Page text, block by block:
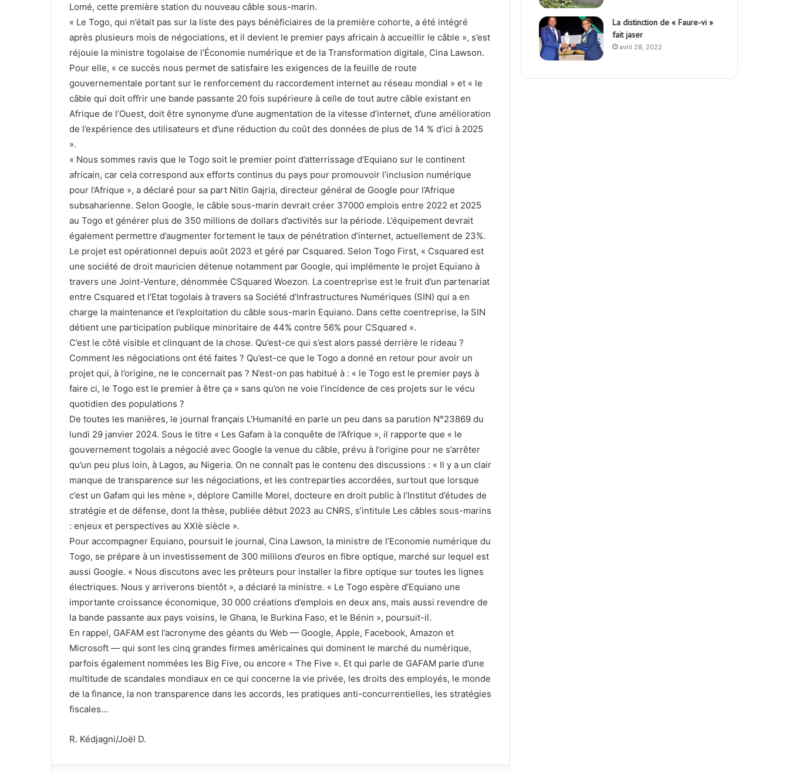
Lomé, cette première station du nouveau câble sous-marin.
« Le Togo, qui n’était pas sur la liste des pays bénéficiaires de la première cohorte, a été intégré
après plusieurs mois de négociations, et il devient le premier pays africain à accueillir le câble », s’est
réjouie la ministre togolaise de l’Économie numérique et de la Transformation digitale, Cina Lawson.
Pour elle, « ce succès nous permet de satisfaire les exigences de la feuille de route
gouvernementale portant sur le renforcement du raccordement internet au réseau mondial » et « le
câble qui doit offrir une bande passante 20 fois supérieure à celle de tout autre câble existant en
Afrique de l’Ouest, doit être synonyme d’une augmentation de la vitesse d’internet, d’une amélioration
de l’expérience des utilisateurs et d’une réduction du coût des données de plus de 14 % d’ici à 2025
».
« Nous sommes ravis que le Togo soit le premier point d’atterrissage d’Equiano sur le continent
africain, car cela correspond aux efforts continus du pays pour promouvoir l’inclusion numérique
pour l’Afrique », a déclaré pour sa part Nitin Gajria, directeur général de Google pour l’Afrique
subsaharienne. Selon Google, le câble sous-marin devrait créer 37000 emplois entre 2022 et 2025
au Togo et générer plus de 350 millions de dollars d’activités sur la période. L’équipement devrait
également permettre d’augmenter fortement le taux de pénétration d’internet, actuellement de 23%.
Le projet est opérationnel depuis août 2023 et géré par Csquared. Selon Togo First, « Csquared est
une société de droit mauricien détenue notamment par Google, qui implémente le projet Equiano à
travers une Joint-Venture, dénommée CSquared Woezon. La coentreprise est le fruit d’un partenariat
entre Csquared et l’Etat togolais à travers sa Société d’Infrastructures Numériques (SIN) qui a en
charge la maintenance et l’exploitation du câble sous-marin Equiano. Dans cette coentreprise, la SIN
détient une participation publique minoritaire de 44% contre 56% pour CSquared ».
C’est le côté visible et clinquant de la chose. Qu’est-ce qui s’est alors passé derrière le rideau ?
Comment les négociations ont été faites ? Qu’est-ce que le Togo a donné en retour pour avoir un
projet qui, à l’origine, ne le concernait pas ? N’est-on pas habitué à : « le Togo est le premier pays à
faire ci, le Togo est le premier à être ça » sans qu’on ne voie l’incidence de ces projets sur le vécu
quotidien des populations ?
De toutes les manières, le journal français L’Humanité en parle un peu dans sa parution N°23869 du
lundi 29 janvier 2024. Sous le titre « Les Gafam à la conquête de l’Afrique », il rapporte que « le
gouvernement togolais a négocié avec Google la venue du câble, prévu à l’origine pour ne s’arrêter
qu’un peu plus loin, à Lagos, au Nigeria. On ne connaît pas le contenu des discussions : « Il y a un clair
manque de transparence sur les négociations, et les contreparties accordées, surtout que lorsque
c’est un Gafam qui les mène », déplore Camille Morel, docteure en droit public à l’Institut d’études de
stratégie et de défense, dont la thèse, publiée début 2023 au CNRS, s’intitule Les câbles sous-marins
: enjeux et perspectives au XXIè siècle ».
Pour accompagner Equiano, poursuit le journal, Cina Lawson, la ministre de l’Economie numérique du
Togo, se prépare à un investissement de 300 millions d’euros en fibre optique, marché sur lequel est
aussi Google. « Nous discutons avec les prêteurs pour installer la fibre optique sur toutes les lignes
électriques. Nous y arriverons bientôt », a déclaré la ministre. « Le Togo espère d’Equiano une
importante croissance économique, 30 000 créations d’emplois en deux ans, mais aussi revendre de
la bande passante aux pays voisins, le Ghana, le Burkina Faso, et le Bénin », poursuit-il.
En rappel, GAFAM est l’acronyme des géants du Web — Google, Apple, Facebook, Amazon et
Microsoft — qui sont les cinq grandes firmes américaines qui dominent le marché du numérique,
parfois également nommées les Big Five, ou encore « The Five ». Et qui parle de GAFAM parle d’une
multitude de scandales mondiaux en ce qui concerne la vie privée, les droits des employés, le monde
de la finance, la non transparence dans les accords, les pratiques anti-concurrentielles, les stratégies
fiscales…
R. Kédjagni/Joël D.
La distinction de « Faure-vi »
fait jaser
avril 28, 2022